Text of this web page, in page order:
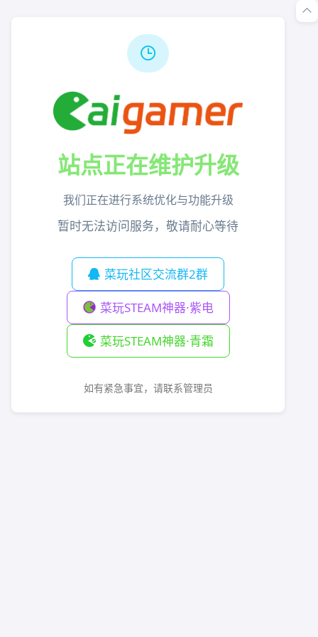
站点正在维护升级
我们正在进行系统优化与功能升级
暂时无法访问服务，敬请耐心等待
菜玩社区交流群2群
菜玩STEAM神器·紫电
菜玩STEAM神器·青霜
如有紧急事宜，请联系管理员